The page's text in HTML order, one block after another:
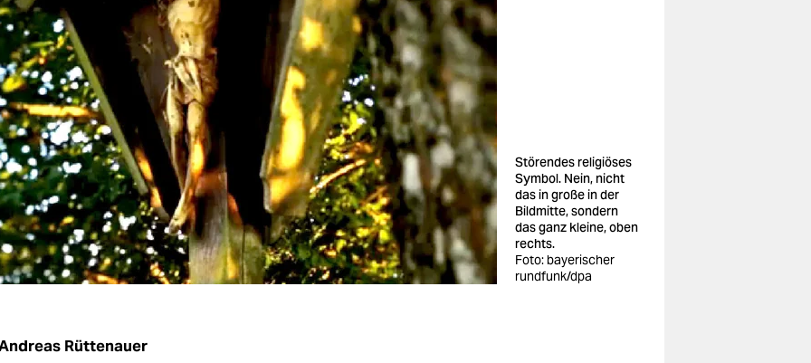
Störendes religiöses
Symbol. Nein, nicht
das in große in der
Bildmitte, sondern
das ganz kleine, oben
rechts.
Foto: bayerischer
rundfunk/dpa
Rüttenauer